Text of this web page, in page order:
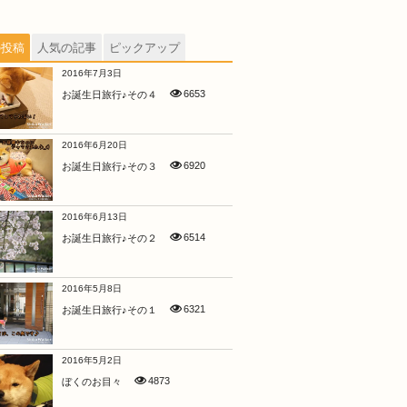
稿 人気の記事 ピックアップ
2016年7月3日
お誕生日旅行♪その４ 6653
2016年6月20日
お誕生日旅行♪その３ 6920
2016年6月13日
お誕生日旅行♪その２ 6514
2016年5月8日
お誕生日旅行♪その１ 6321
2016年5月2日
ぼくのお目々 4873